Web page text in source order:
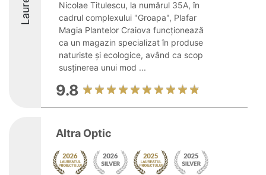
Nicolae Titulescu, la numărul 35A, în
cadrul complexului "Groapa", Plafar
Magia Plantelor Craiova funcționează
ca un magazin specializat în produse
naturiste și ecologice, având ca scop
susținerea unui mod ...
9.8
Altra Optic